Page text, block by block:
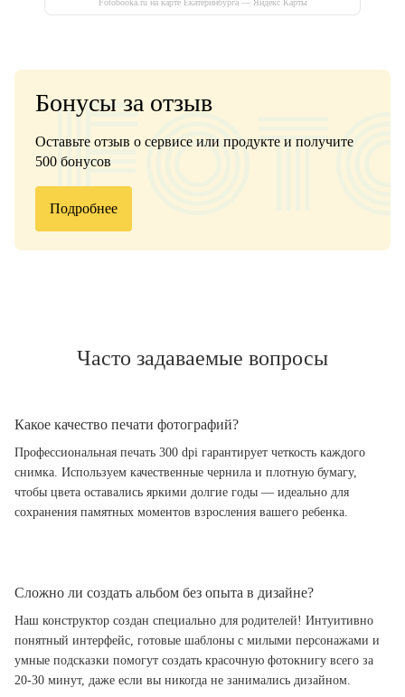
Fotobooka.ru на карте Екатеринбурга — Яндекс Карты
Бонусы за отзыв
Оставьте отзыв о сервисе или продукте и получите
500 бонусов
Подробнее
Часто задаваемые вопросы
Какое качество печати фотографий?
Профессиональная печать 300 dpi гарантирует четкость каждого
снимка. Используем качественные чернила и плотную бумагу,
чтобы цвета оставались яркими долгие годы — идеально для
сохранения памятных моментов взросления вашего ребенка.
Сложно ли создать альбом без опыта в дизайне?
Наш конструктор создан специально для родителей! Интуитивно
понятный интерфейс, готовые шаблоны с милыми персонажами и
умные подсказки помогут создать красочную фотокнигу всего за
20-30 минут, даже если вы никогда не занимались дизайном.